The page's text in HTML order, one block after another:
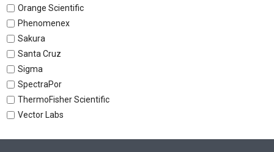
Orange Scientific
Phenomenex
Sakura
Santa Cruz
Sigma
SpectraPor
ThermoFisher Scientific
Vector Labs